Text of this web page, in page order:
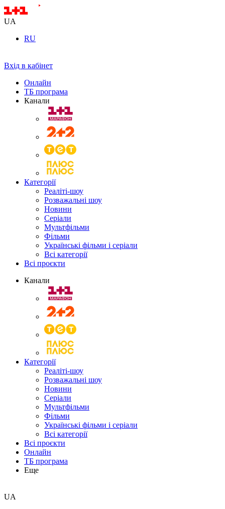
UA
RU
Вхід в кабінет
Онлайн
ТБ програма
Канали
Категорії
Реаліті-шоу
Розважальні шоу
Новини
Серіали
Мультфільми
Фільми
Українські фільми і серіали
Всі категорії
Всі проєкти
Канали
Категорії
Реаліті-шоу
Розважальні шоу
Новини
Серіали
Мультфільми
Фільми
Українські фільми і серіали
Всі категорії
Всі проєкти
Онлайн
ТБ програма
Еще
UA